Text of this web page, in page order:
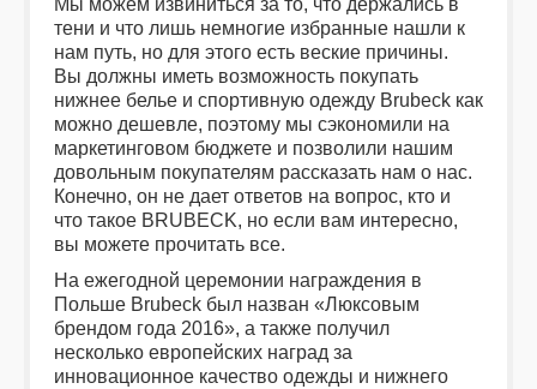
АКЦИИ
ПОЛЕЗНОЕ
Мы можем извиниться за то, что держались в
тени и что лишь немногие избранные нашли к
нам путь, но для этого есть веские причины.
Вы должны иметь возможность покупать
нижнее белье и спортивную одежду Brubeck как
можно дешевле, поэтому мы сэкономили на
маркетинговом бюджете и позволили нашим
довольным покупателям рассказать нам о нас.
Конечно, он не дает ответов на вопрос, кто и
что такое BRUBECK, но если вам интересно,
вы можете прочитать все.
На ежегодной церемонии награждения в
Польше Brubeck был назван «Люксовым
брендом года 2016», а также получил
несколько европейских наград за
инновационное качество одежды и нижнего